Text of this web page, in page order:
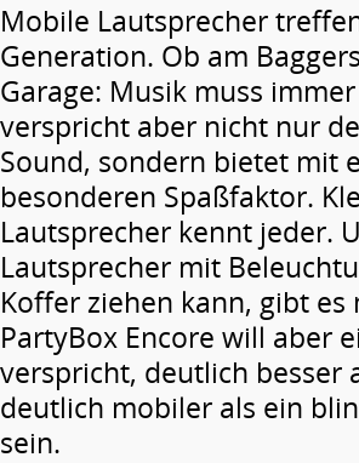
Mobile Lautsprecher
Generation. Ob am
Garage: Musik muss
verspricht aber nicht nur
Sound, sondern bietet mit
besonderen Spaßfaktor.
Lautsprecher kennt jeder.
Lautsprecher mit
Koffer ziehen kann, gibt
PartyBox Encore will aber
verspricht, deutlich besser
deutlich mobiler als ein
sein.